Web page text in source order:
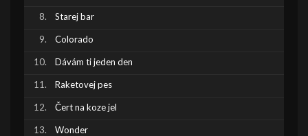
Starej bar
Colorado
Dávám ti jeden den
Raketovej pes
Čert na koze jel
Wonder